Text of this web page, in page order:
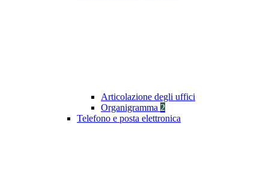
Articolazione degli uffici
Organigramma 2
Telefono e posta elettronica